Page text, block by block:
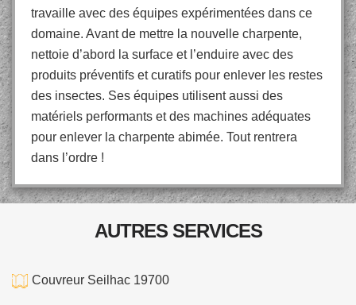
travaille avec des équipes expérimentées dans ce
domaine. Avant de mettre la nouvelle charpente,
nettoie d’abord la surface et l’enduire avec des
produits préventifs et curatifs pour enlever les restes
des insectes. Ses équipes utilisent aussi des
matériels performants et des machines adéquates
pour enlever la charpente abimée. Tout rentrera
dans l’ordre !
AUTRES SERVICES
Couvreur Seilhac 19700